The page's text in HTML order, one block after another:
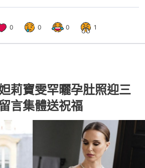
0 0 0 1
莉寶雯罕曬孕肚照迎三
言集體送祝福